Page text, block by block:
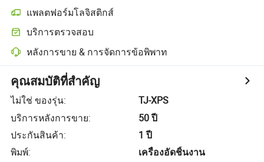
แพลตฟอร์มโลจิสติกส์
บริการตรวจสอบ
หลังการขาย & การจัดการข้อพิพาท
คุณสมบัติที่สำคัญ
ไม่ใช่ ของรุ่น:
TJ-XPS
บริการหลังการขาย:
50 ปี
ประกันสินค้า:
1 ปี
พิมพ์:
เครื่องอัดชิ้นงาน